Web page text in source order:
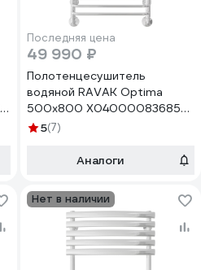
Последняя цена
49 990 ₽
Полотенцесушитель
водяной RAVAK Optima
500x800 X04000083685
00000073755
5(7)
Аналоги
Нет в наличии